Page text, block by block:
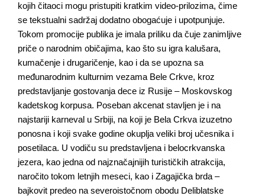
kojih čitaoci mogu pristupiti kratkim video-prilozima, čime
se tekstualni sadržaj dodatno obogaćuje i upotpunjuje.
Tokom promocije publika je imala priliku da čuje zanimljive
priče o narodnim običajima, kao što su igra kalušara,
kumačenje i drugaričenje, kao i da se upozna sa
međunarodnim kulturnim vezama Bele Crkve, kroz
predstavljanje gostovanja dece iz Rusije – Moskovskog
kadetskog korpusa. Poseban akcenat stavljen je i na
najstariji karneval u Srbiji, na koji je Bela Crkva izuzetno
ponosna i koji svake godine okuplja veliki broj učesnika i
posetilaca. U vodiču su predstavljena i belocrkvanska
jezera, kao jedna od najznačajnijih turističkih atrakcija,
naročito tokom letnjih meseci, kao i Zagajička brda –
bajkovit predeo na severoistočnom obodu Deliblatske